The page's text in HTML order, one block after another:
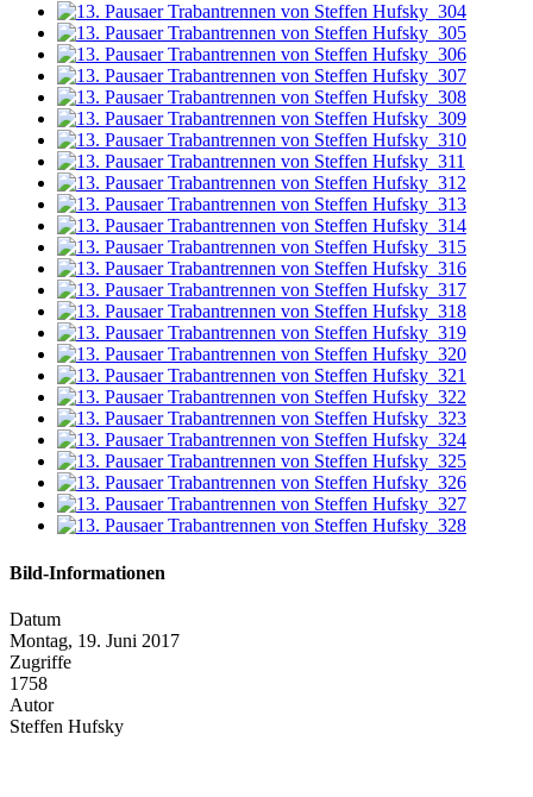
Bild-Informationen
Datum
Montag, 19. Juni 2017
Zugriffe
1758
Autor
Steffen Hufsky